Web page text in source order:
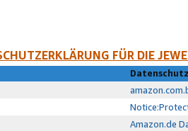
FÜR DIE
Amazon.de